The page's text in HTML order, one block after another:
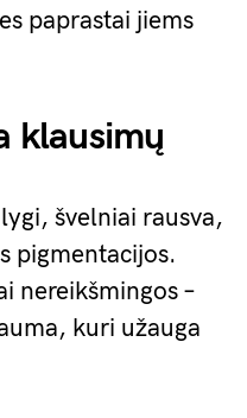
paprastai jiems
klausimų
švelniai rausva,
pigmentacijos.
nereikšmingos –
kuri užauga